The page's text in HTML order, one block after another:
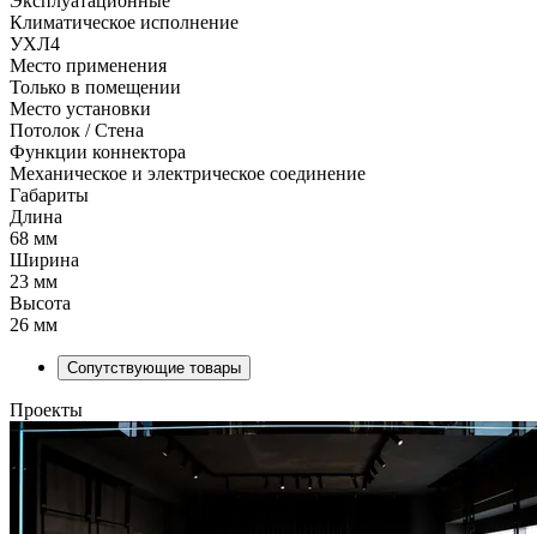
Климатическое исполнение
УХЛ4
Место применения
Только в помещении
Место установки
Потолок / Cтена
Функции коннектора
Механическое и электрическое соединение
Габариты
Длина
68 мм
Ширина
23 мм
Высота
26 мм
Сопутствующие товары
Проекты